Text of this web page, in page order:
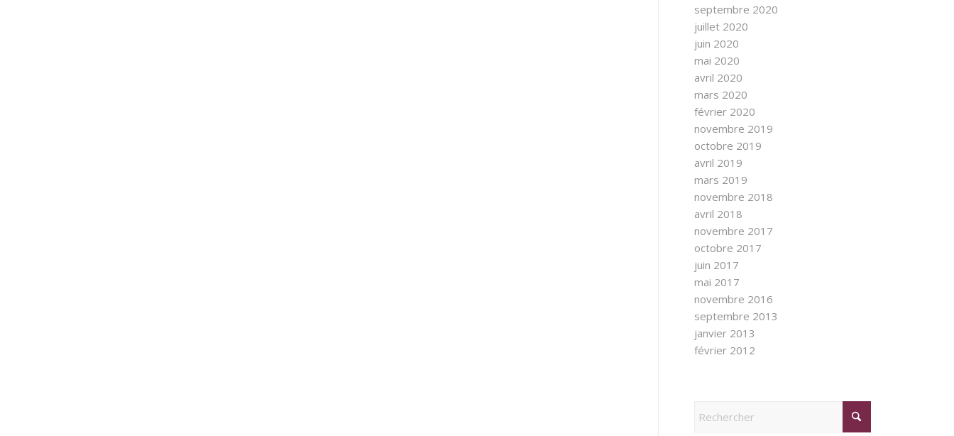
septembre 2020
juillet 2020
juin 2020
mai 2020
avril 2020
mars 2020
février 2020
novembre 2019
octobre 2019
avril 2019
mars 2019
novembre 2018
avril 2018
novembre 2017
octobre 2017
juin 2017
mai 2017
novembre 2016
septembre 2013
janvier 2013
février 2012